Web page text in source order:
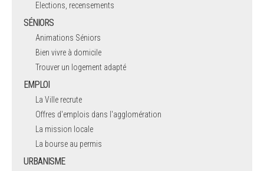
Elections, recensements
SÉNIORS
Animations Séniors
Bien vivre à domicile
Trouver un logement adapté
EMPLOI
La Ville recrute
Offres d'emplois dans l'agglomération
La mission locale
La bourse au permis
URBANISME